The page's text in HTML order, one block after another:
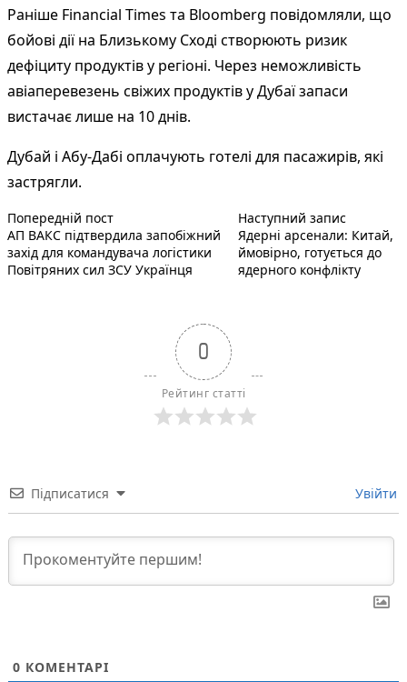
Раніше Financial Times та Bloomberg повідомляли, що
бойові дії на Близькому Сході створюють ризик
дефіциту продуктів у регіоні. Через неможливість
авіаперевезень свіжих продуктів уДубаїзапаси
вистачає лише на 10 днів.
Дубай і Абу-Дабі оплачують готелі для пасажирів, які
застрягли.
Навігація
записів
Попередній постПопередній запис:
АП ВАКС підтвердила запобіжний
захід для командувача логістики
Повітряних сил ЗСУ Українця
Наступний запис
Ядерні арсенали: Китай,
ймовірно, готується до
ядерного конфлікту
0
Рейтинг статті
Підписатися Увійти
0 КОМЕНТАРІ